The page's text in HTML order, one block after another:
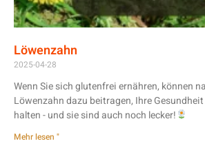
Löwenzahn
2025-04-28
Wenn Sie sich glutenfrei ernähren, können
Löwenzahn dazu beitragen, Ihre
halten - und sie sind auch noch lecker!
Mehr lesen "